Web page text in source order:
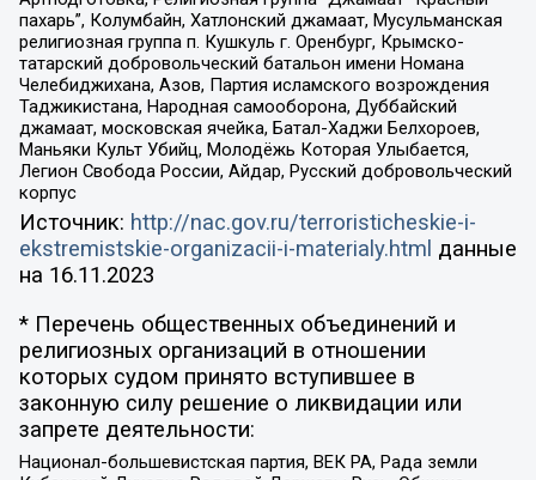
пахарь”, Колумбайн, Хатлонский джамаат, Мусульманская
религиозная группа п. Кушкуль г. Оренбург, Крымско-
татарский добровольческий батальон имени Номана
Челебиджихана, Азов, Партия исламского возрождения
Таджикистана, Народная самооборона, Дуббайский
джамаат, московская ячейка, Батал-Хаджи Белхороев,
Маньяки Культ Убийц, Молодёжь Которая Улыбается,
Легион Свобода России, Айдар, Русский добровольческий
корпус
Источник: http://nac.gov.ru/terroristicheskie-i-
ekstremistskie-organizacii-i-materialy.html данные
на 16.11.2023
* Перечень общественных объединений и
религиозных организаций в отношении
которых судом принято вступившее в
законную силу решение о ликвидации или
запрете деятельности:
Национал-большевистская партия, ВЕК РА, Рада земли